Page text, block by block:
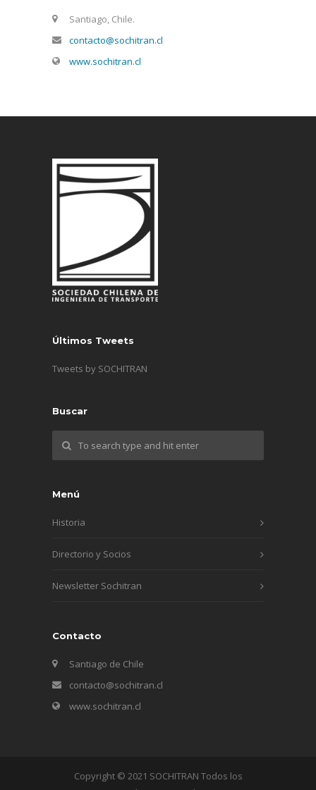
Santiago, Chile.
contacto@sochitran.cl
www.sochitran.cl
Últimos Tweets
Tweets by SOCHITRAN
Buscar
Menú
Historia
Directorio y Socios
Newsletter Sochitran
Contacto
Santiago de Chile
contacto@sochitran.cl
www.sochitran.cl
Copyright © 2021 SOCHITRAN Todos los